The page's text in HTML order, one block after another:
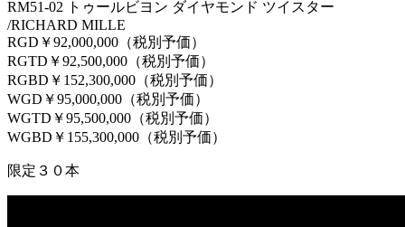
RM51-02 トゥールビヨン ダイヤモンド ツイスター
/RICHARD MILLE
RGD￥92,000,000（税別予価）
RGTD￥92,500,000（税別予価）
RGBD￥152,300,000（税別予価）
WGD￥95,000,000（税別予価）
WGTD￥95,500,000（税別予価）
WGBD￥155,300,000（税別予価）
限定３０本